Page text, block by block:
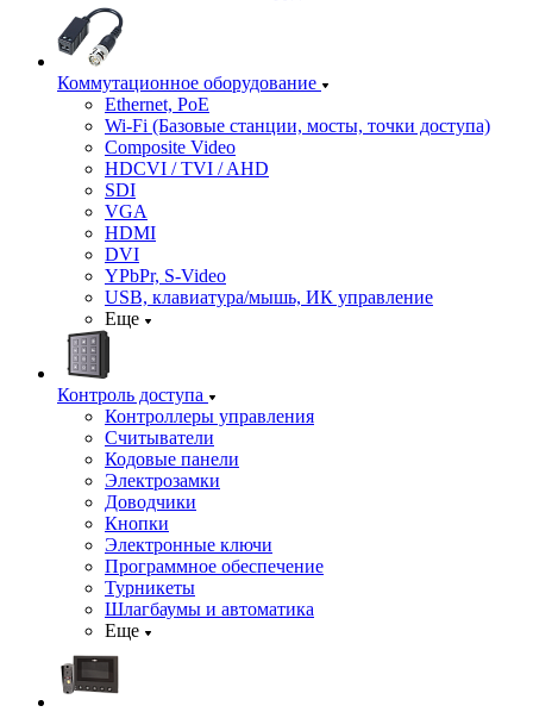
Коммутационное оборудование
Ethernet, PoE
Wi-Fi (Базовые станции, мосты, точки доступа)
Composite Video
HDCVI / TVI / AHD
SDI
VGA
HDMI
DVI
YPbPr, S-Video
USB, клавиатура/мышь, ИК управление
Еще
Контроль доступа
Контроллеры управления
Считыватели
Кодовые панели
Электрозамки
Доводчики
Кнопки
Электронные ключи
Программное обеспечение
Турникеты
Шлагбаумы и автоматика
Еще